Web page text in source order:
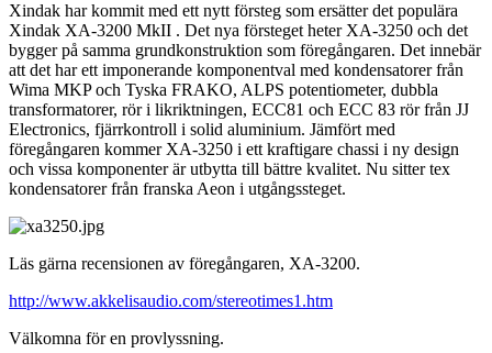
Xindak har kommit med ett nytt försteg som ersätter det populära
Xindak XA-3200 MkII . Det nya försteget heter XA-3250 och det
bygger på samma grundkonstruktion som föregångaren. Det innebär
att det har ett imponerande komponentval med kondensatorer från
Wima MKP och Tyska FRAKO, ALPS potentiometer, dubbla
transformatorer, rör i likriktningen, ECC81 och ECC 83 rör från JJ
Electronics, fjärrkontroll i solid aluminium. Jämfört med
föregångaren kommer XA-3250 i ett kraftigare chassi i ny design
och vissa komponenter är utbytta till bättre kvalitet. Nu sitter tex
kondensatorer från franska Aeon i utgångssteget.
Läs gärna recensionen av föregångaren, XA-3200.
http://www.akkelisaudio.com/stereotimes1.htm
Välkomna för en provlyssning.